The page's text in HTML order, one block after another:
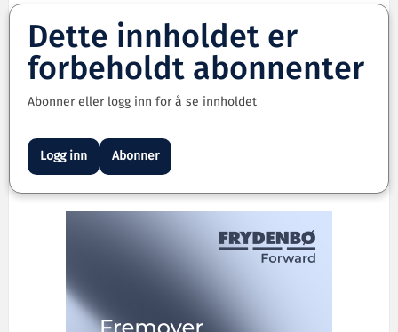
Dette innholdet er
forbeholdt abonnenter
Abonner eller logg inn for å se innholdet
Logg inn Abonner